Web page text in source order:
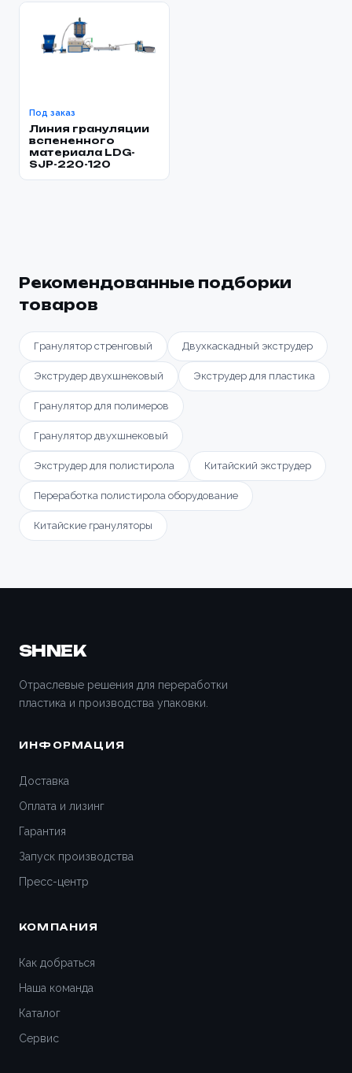
Под заказ
Линия грануляции
вспененного
материала LDG-
SJP-220-120
Рекомендованные подборки
товаров
Гранулятор стренговый Двухкаскадный экструдер
Экструдер двухшнековый Экструдер для пластика
Гранулятор для полимеров
Гранулятор двухшнековый
Экструдер для полистирола Китайский экструдер
Переработка полистирола оборудование
Китайские грануляторы
SHNEK
Отраслевые решения для переработки
пластика и производства упаковки.
ИНФОРМАЦИЯ
Доставка
Оплата и лизинг
Гарантия
Запуск производства
Пресс-центр
КОМПАНИЯ
Как добраться
Наша команда
Каталог
Сервис